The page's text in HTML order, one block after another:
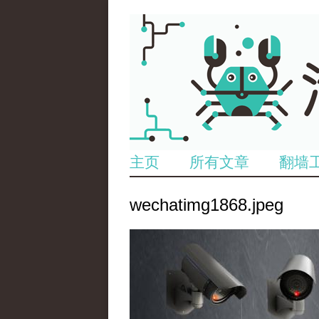
主页 所有文章 翻墙
wechatimg1868.jpeg